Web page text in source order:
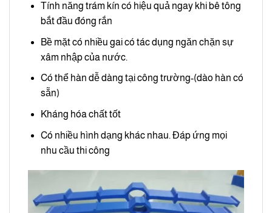
Tính năng trám kín có hiệu quả ngay khi bê tông
bắt đầu đóng rắn
Bề mặt có nhiều gai có tác dụng ngăn chặn sự
xâm nhập của nước.
Có thể hàn dễ dàng tại công trường-(dào hàn có
sẵn)
Kháng hóa chất tốt
Có nhiều hình dạng khác nhau. Đáp ứng mọi
nhu cầu thi công